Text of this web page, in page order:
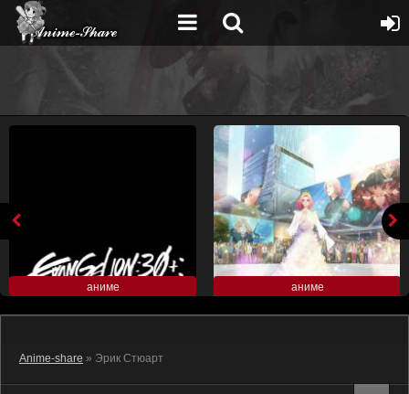
аниме аниме
Anime-share » Эрик Стюарт